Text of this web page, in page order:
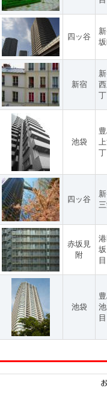
四ッ谷
新宿
池袋
四ッ谷
赤坂見
附
目
池袋
目